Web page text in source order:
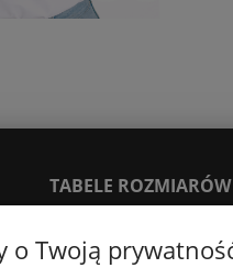
TABELE ROZMIARÓW
PŁATNOŚCI ORAZ CZAS I
o Twoją